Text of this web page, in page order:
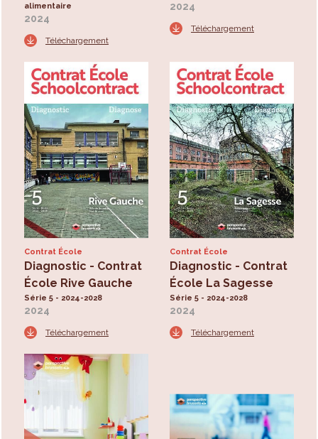
alimentaire
2024
Téléchargement
2024
Téléchargement
Contrat École
Diagnostic - Contrat
École Rive Gauche
Série 5 - 2024-2028
2024
Téléchargement
Contrat École
Diagnostic - Contrat
École La Sagesse
Série 5 - 2024-2028
2024
Téléchargement